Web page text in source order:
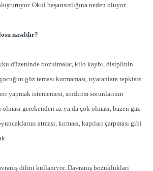
Okul başarısızlığına neden oluyor.
nasıldır?
düzeninde bozulmalar, kilo kaybı, disiplinin
göz teması kurmaması, uyaranlara tepkisiz
yapmak istememesi, sindirim sorunlarının
olması gerekenden az ya da çok olması, bazen gaz
atması, kırması, kapıları çarpması gibi
dilini kullanıyor. Davranış bozuklukları